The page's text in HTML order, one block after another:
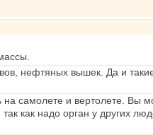
нефтяных вышек. Да и
самолете и вертолете. Вы
как надо орган у других